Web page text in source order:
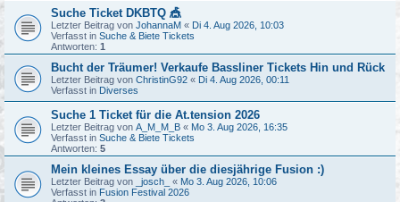
Suche Ticket DKBTQ 🎪
Letzter Beitrag von JohannaM « Di 4. Aug 2026, 10:03
Verfasst in Suche & Biete Tickets
Antworten: 1
Bucht der Träumer! Verkaufe Bassliner Tickets Hin und Rück
Letzter Beitrag von ChristinG92 « Di 4. Aug 2026, 00:11
Verfasst in Diverses
Suche 1 Ticket für die At.tension 2026
Letzter Beitrag von A_M_M_B « Mo 3. Aug 2026, 16:35
Verfasst in Suche & Biete Tickets
Antworten: 5
Mein kleines Essay über die diesjährige Fusion :)
Letzter Beitrag von _josch_ « Mo 3. Aug 2026, 10:06
Verfasst in Fusion Festival 2026